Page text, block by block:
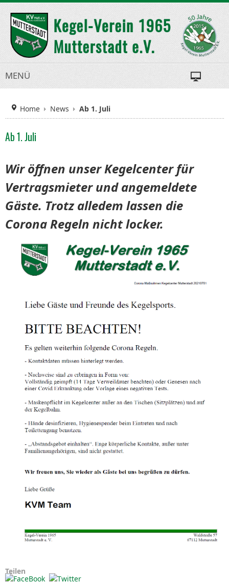
MENÜ
Home News Ab 1. Juli
Ab 1. Juli
Wir öffnen unser Kegelcenter für
Vertragsmieter und angemeldete
Gäste. Trotz alledem lassen die
Corona Regeln nicht locker.
Teilen